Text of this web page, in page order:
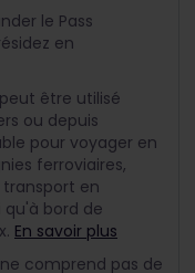
le Pass
en
être utilisé
ou depuis
pour voyager en
ferroviaires,
en
bord de
En savoir plus
comprend pas de